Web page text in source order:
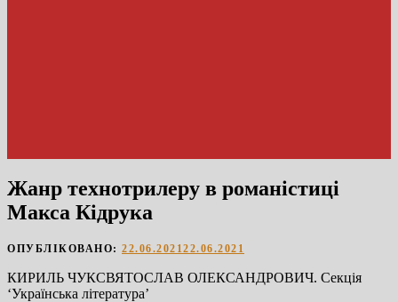
Жанр технотрилеру в романістиці
Макса Кідрука
ОПУБЛІКОВАНО: 22.06.202122.06.2021
КИРИЛЬ ЧУКСВЯТОСЛАВ ОЛЕКСАНДРОВИЧ. Секцiя
‘Українська лiтература’